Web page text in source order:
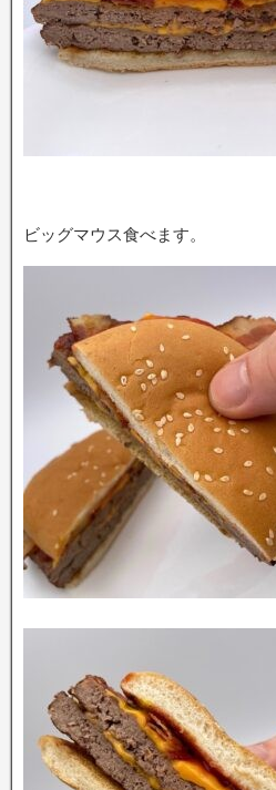
ビッグマウス食べます。